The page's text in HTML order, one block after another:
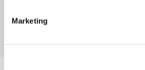
Marketing
maakt Abdalla ‘geen reet’